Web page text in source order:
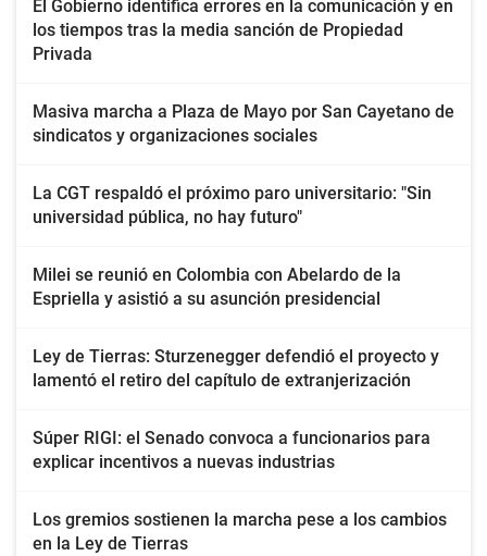
El Gobierno identifica errores en la comunicación y en
los tiempos tras la media sanción de Propiedad
Privada
Masiva marcha a Plaza de Mayo por San Cayetano de
sindicatos y organizaciones sociales
La CGT respaldó el próximo paro universitario: "Sin
universidad pública, no hay futuro"
Milei se reunió en Colombia con Abelardo de la
Espriella y asistió a su asunción presidencial
Ley de Tierras: Sturzenegger defendió el proyecto y
lamentó el retiro del capítulo de extranjerización
Súper RIGI: el Senado convoca a funcionarios para
explicar incentivos a nuevas industrias
Los gremios sostienen la marcha pese a los cambios
en la Ley de Tierras